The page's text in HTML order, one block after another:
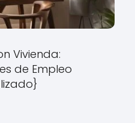
Vivienda:
de Empleo